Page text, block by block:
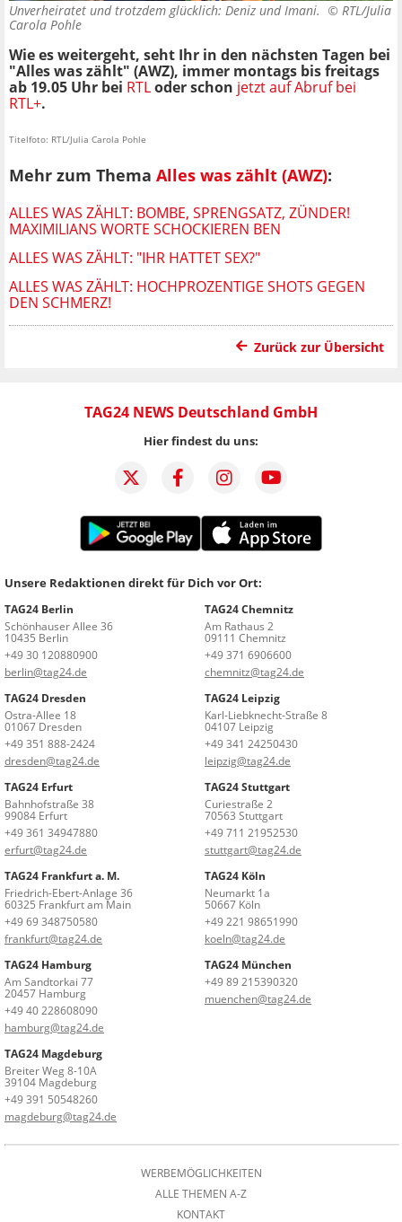
Unverheiratet und trotzdem glücklich: Deniz und Imani. © RTL/Julia
Carola Pohle
Wie es weitergeht, seht Ihr in den nächsten Tagen bei
"Alles was zählt" (AWZ), immer montags bis freitags
ab 19.05 Uhr bei RTLoder schon jetzt auf Abruf bei
RTL+.
Titelfoto: RTL/Julia Carola Pohle
Mehr zum Thema Alles was zählt (AWZ):
ALLES WAS ZÄHLT: BOMBE, SPRENGSATZ, ZÜNDER!
MAXIMILIANS WORTE SCHOCKIEREN BEN
ALLES WAS ZÄHLT: "IHR HATTET SEX?"
ALLES WAS ZÄHLT: HOCHPROZENTIGE SHOTS GEGEN
DEN SCHMERZ!
Zurück zur Übersicht
TAG24 NEWS Deutschland GmbH
Hier findest du uns:
Unsere Redaktionen direkt für Dich vor Ort:
TAG24 Berlin
Schönhauser Allee 36
10435 Berlin
+49 30 120880900
berlin@tag24.de
TAG24 Chemnitz
Am Rathaus 2
09111 Chemnitz
+49 371 6906600
chemnitz@tag24.de
TAG24 Dresden
Ostra-Allee 18
01067 Dresden
+49 351 888-2424
dresden@tag24.de
TAG24 Leipzig
Karl-Liebknecht-Straße 8
04107 Leipzig
+49 341 24250430
leipzig@tag24.de
TAG24 Erfurt
Bahnhofstraße 38
99084 Erfurt
+49 361 34947880
erfurt@tag24.de
TAG24 Stuttgart
Curiestraße 2
70563 Stuttgart
+49 711 21952530
stuttgart@tag24.de
TAG24 Frankfurt a. M.
Friedrich-Ebert-Anlage 36
60325 Frankfurt am Main
+49 69 348750580
frankfurt@tag24.de
TAG24 Köln
Neumarkt 1a
50667 Köln
+49 221 98651990
koeln@tag24.de
TAG24 Hamburg
Am Sandtorkai 77
20457 Hamburg
+49 40 228608090
hamburg@tag24.de
TAG24 München
+49 89 215390320
muenchen@tag24.de
TAG24 Magdeburg
Breiter Weg 8-10A
39104 Magdeburg
+49 391 50548260
magdeburg@tag24.de
WERBEMÖGLICHKEITEN
ALLE THEMEN A-Z
KONTAKT